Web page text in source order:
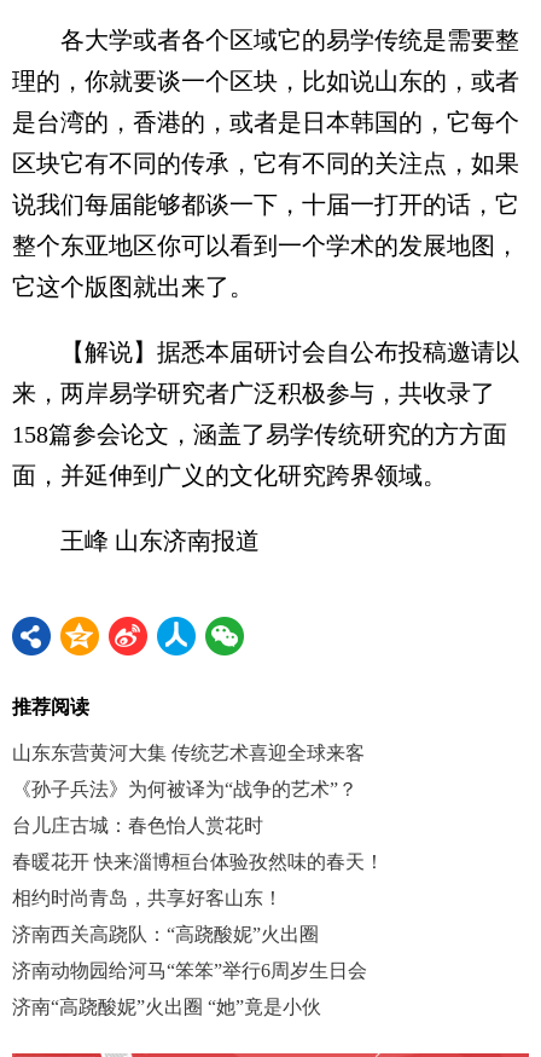
各大学或者各个区域它的易学传统是需要整
理的，你就要谈一个区块，比如说山东的，或者
是台湾的，香港的，或者是日本韩国的，它每个
区块它有不同的传承，它有不同的关注点，如果
说我们每届能够都谈一下，十届一打开的话，它
整个东亚地区你可以看到一个学术的发展地图，
它这个版图就出来了。
【解说】据悉本届研讨会自公布投稿邀请以
来，两岸易学研究者广泛积极参与，共收录了
158篇参会论文，涵盖了易学传统研究的方方面
面，并延伸到广义的文化研究跨界领域。
王峰 山东济南报道
推荐阅读
山东东营黄河大集 传统艺术喜迎全球来客
《孙子兵法》为何被译为“战争的艺术”？
台儿庄古城：春色怡人赏花时
春暖花开 快来淄博桓台体验孜然味的春天！
相约时尚青岛，共享好客山东！
济南西关高跷队：“高跷酸妮”火出圈
济南动物园给河马“笨笨”举行6周岁生日会
济南“高跷酸妮”火出圈 “她”竟是小伙